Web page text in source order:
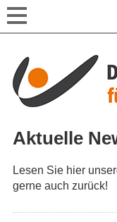
Direkt zum Inhalt
Style-Switcher
Aktuelle
Lesen Sie hier
gerne auch zurück!